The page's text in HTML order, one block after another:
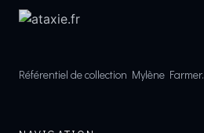
Référentiel de collection Mylène Farmer.